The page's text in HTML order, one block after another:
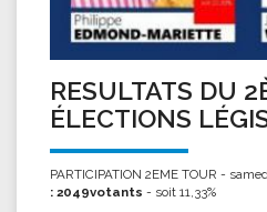
RESULTATS DU
ÉLECTIONS
PARTICIPATION 2EME TOUR -
: 2049votants - soit 11,33%